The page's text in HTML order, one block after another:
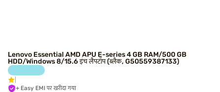
Lenovo Essential AMD APU E-series 4 GB RAM/500 GB
HDD/Windows 8/15.6 इंच लैपटॉप (ब्लैक, G50559387133)
+ Easy EMI पर खरीदा गया